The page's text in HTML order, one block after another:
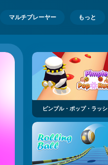
マルチプレーヤー もっと
ピンプル・ポップ・ラッシ